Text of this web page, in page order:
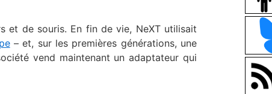
et de souris. En fin de vie, NeXT utilisait
– et, sur les premières générations, une
vend maintenant un adaptateur qui